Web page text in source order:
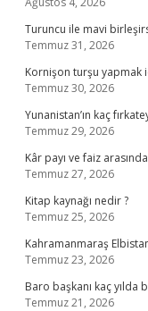
Turuncu ile mavi
Temmuz 31, 2026
Kornişon turşu yapmak
Temmuz 30, 2026
Yunanistan’ın kaç
Temmuz 29, 2026
Kâr payı ve faiz
Temmuz 27, 2026
Kitap kaynağı nedir ?
Temmuz 25, 2026
Kahramanmaraş
Temmuz 23, 2026
Baro başkanı kaç yılda
Temmuz 21, 2026